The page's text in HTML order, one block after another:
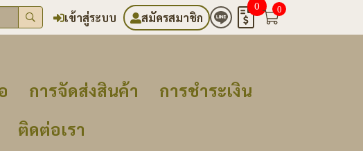
เข้าสู่ระบบ สมัครสมาชิก
0 0
การจัดส่งสินค้า
การชำระเงิน
ติดต่อเรา